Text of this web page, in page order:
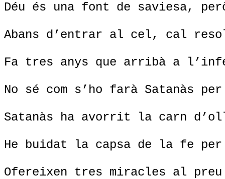
Déu és una font de saviesa,
Abans d’entrar al cel, cal
Fa tres anys que arribà a
No sé com s’ho farà Satanàs
Satanàs ha avorrit la carn
He buidat la capsa de la fe
Ofereixen tres miracles al